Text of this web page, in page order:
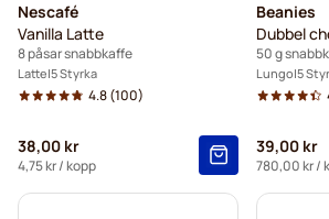
Nescafé
Vanilla Latte
8 påsar snabbkaffe
Latte 5 Styrka
4.8(100)
38,00 kr
4,75 kr/ kopp
Beanies
Dubbel
50 g
Lungo 5
39,00 kr
780,00 kr/